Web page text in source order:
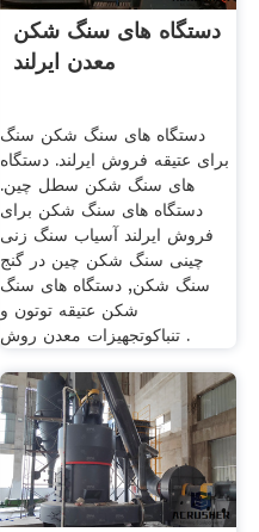
دستگاه های سنگ شکن
معدن ایرلند
دستگاه های سنگ شکن سنگ
برای عتیقه فروش ایرلند. دستگاه
های سنگ شکن سطل چین.
دستگاه های سنگ شکن برای
فروش ایرلند آسیاب سنگ زنی
چینی سنگ شکن چین در گنج
سنگ شکن, دستگاه های سنگ
شکن عتیقه توتون و
تنباکوتجهیزات معدن روش .